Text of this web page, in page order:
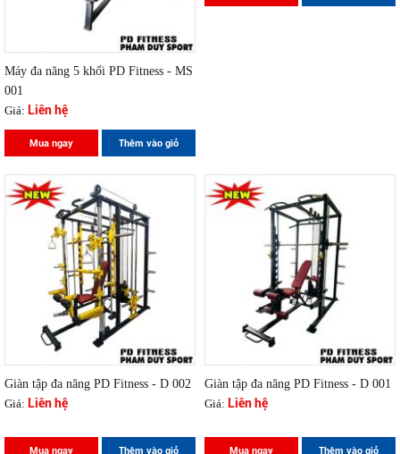
Máy đa năng 5 khối PD Fitness - MS
001
Giá: Liên hệ
Mua ngay Thêm vào giỏ
Giàn tập đa năng PD Fitness - D 002
Giá: Liên hệ
Mua ngay Thêm vào giỏ
Giàn tập đa năng PD Fitness - D 001
Giá: Liên hệ
Mua ngay Thêm vào giỏ